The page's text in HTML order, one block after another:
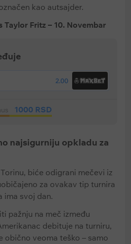
kao autsajder.
Fritz – 10. Novembar
1000 RSD
2.00
najsigurniju opkladu za
biće odigrani mečevi iz
za ovakav tip turnira
ima svoj dan.
pažnju na meč između
debituje na turniru,
obično veoma teško – samo